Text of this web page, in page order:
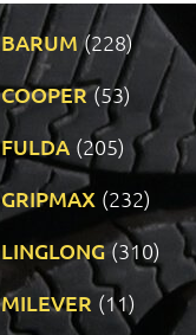
BARUM (228)
COOPER (53)
FULDA (205)
GRIPMAX (232)
LINGLONG (310)
MILEVER (11)